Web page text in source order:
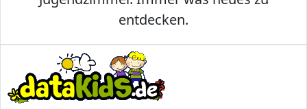
entdecken.